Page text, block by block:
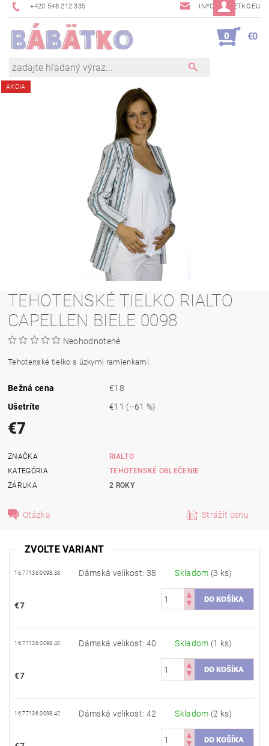
+420 548 212 335 INFO@BABETKO.EU
0 €0
AKCIA
TEHOTENSKÉ TIELKO RIALTO
CAPELLEN BIELE 0098
Neohodnotené
Tehotenské tielko s úzkymi ramienkami.
Bežná cena
€18
Ušetríte
€11 (–61 %)
€7
ZNAČKA
RIALTO
KATEGÓRIA
TEHOTENSKÉ OBLEČENIE
ZÁRUKA
2 ROKY
Otázka Strážiť cenu
ZVOĽTE VARIANT
16.77136.0098.38 Dámská velikost: 38 Skladom (3 ks)
€7
16.77136.0098.40 Dámská velikost: 40 Skladom (1 ks)
€7
16.77136.0098.42 Dámská velikost: 42 Skladom (2 ks)